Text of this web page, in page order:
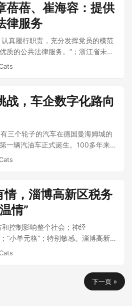
蓓蓓、崔海容：提供
律服务
真履行职责，充分发挥党员的模范
质的公共法律服务。”；浙江省未来
动和鼓舞...
战，车企数字化路向
三个轮子的汽车在德国曼海姆城的
一辆汽油车正式诞生。100多年来，
情，淄博高新区税务
情”
控制影响整个社会；神经
“小单元格”；特别敏感。淄博高新区
下一页 »